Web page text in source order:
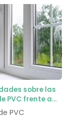
sobre las
PVC frente a
PVC